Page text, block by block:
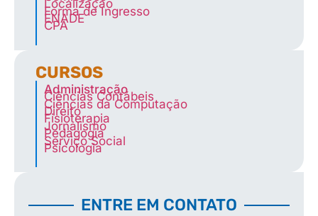
Localização
Forma de Ingresso
ENADE
CPA
CURSOS
Administração
Ciências Contábeis
Ciências da Computação
Direito
Fisioterapia
Jornalismo
Pedagogia
Serviço Social
Psicologia
ENTRE EM CONTATO